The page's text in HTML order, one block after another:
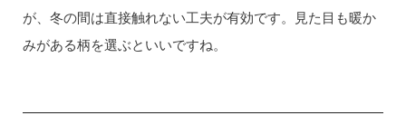
が、冬の間は直接触れない工夫が有効です。見た目も暖か
みがある柄を選ぶといいですね。